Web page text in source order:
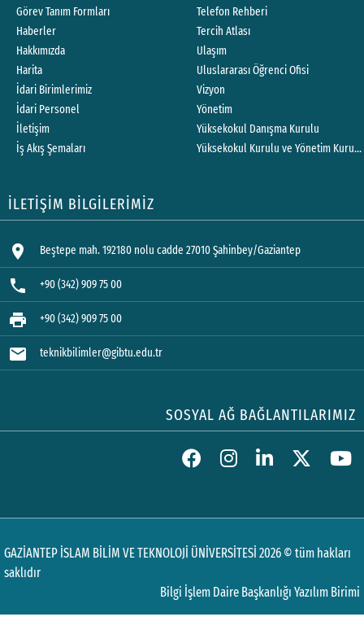
Görev Tanım Formları
Haberler
Hakkımızda
Harita
İdari Birimlerimiz
İdari Personel
İletişim
İş Akış Şemaları
Telefon Rehberi
Tercih Atlası
Ulaşım
Uluslararası Öğrenci Ofisi
Vizyon
Yönetim
Yüksekokul Danışma Kurulu
Yüksekokul Kurulu ve Yönetim Kurulu
İLETİŞİM BİLGİLERİMİZ
location_on Beştepe mah. 192180 nolu cadde 27010 Şahinbey/Gaziantep
phone +90 (342) 909 75 00
print +90 (342) 909 75 00
mail teknikbilimler@gibtu.edu.tr
SOSYAL AĞ BAĞLANTILARIMIZ
GAZİANTEP İSLAM BİLİM VE TEKNOLOJİ ÜNİVERSİTESİ 2026 © tüm hakları
saklıdır
Bilgi İşlem Daire Başkanlığı Yazılım Birimi